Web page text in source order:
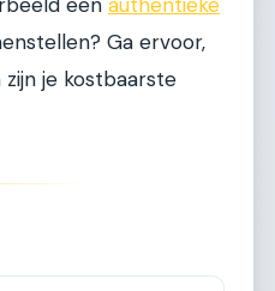
Ga ervoor,
je kostbaarste